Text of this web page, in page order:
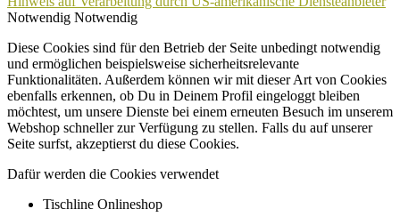
Notwendig Notwendig
Diese Cookies sind für den Betrieb der Seite unbedingt notwendig
und ermöglichen beispielsweise sicherheitsrelevante
Funktionalitäten. Außerdem können wir mit dieser Art von Cookies
ebenfalls erkennen, ob Du in Deinem Profil eingeloggt bleiben
möchtest, um unsere Dienste bei einem erneuten Besuch im unserem
Webshop schneller zur Verfügung zu stellen. Falls du auf unserer
Seite surfst, akzeptierst du diese Cookies.
Dafür werden die Cookies verwendet
Tischline Onlineshop